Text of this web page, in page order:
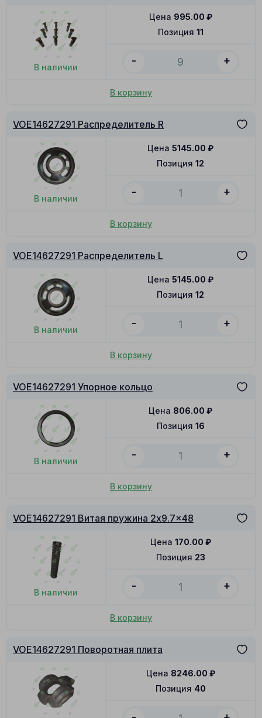
В наличии
Позиция 11
Цена 995.00 ₽
- +
В корзину
VOE14627291 Распределитель R
В наличии
Позиция 12
Цена 5145.00 ₽
- +
В корзину
VOE14627291 Распределитель L
В наличии
Позиция 12
Цена 5145.00 ₽
- +
В корзину
VOE14627291 Упорное кольцо
В наличии
Позиция 16
Цена 806.00 ₽
- +
В корзину
VOE14627291 Витая пружина 2x9.7x48
В наличии
Позиция 23
Цена 170.00 ₽
- +
В корзину
VOE14627291 Поворотная плита
Позиция 40
Цена 8246.00 ₽